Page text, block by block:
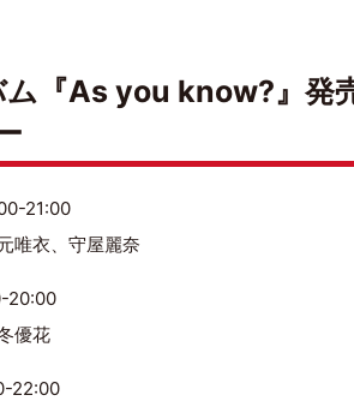
『As you know?』発
21:00
唯衣、守屋麗奈
20:00
優花
22:00